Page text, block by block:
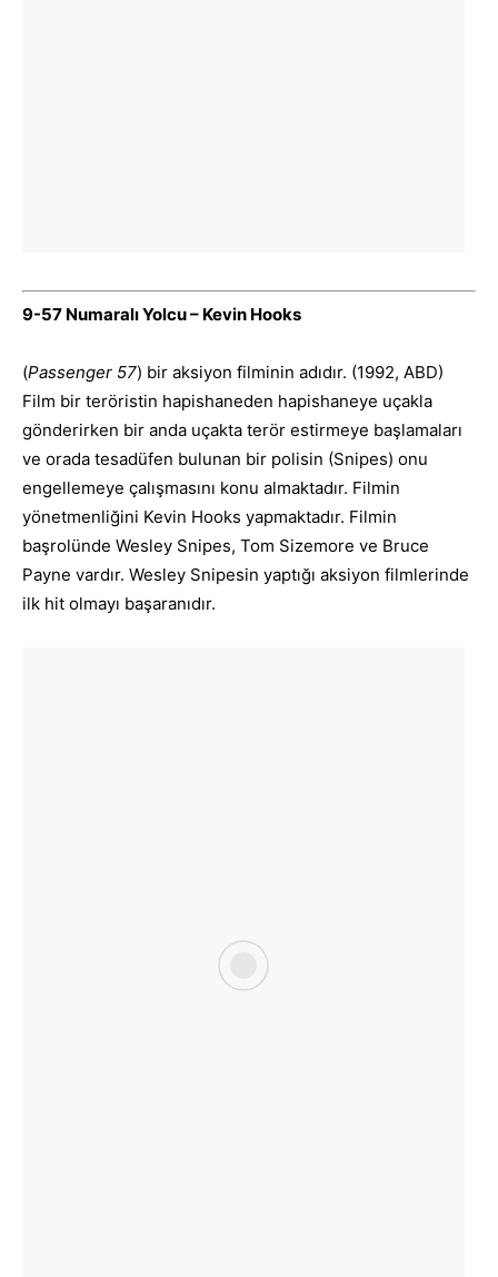
9-57 Numaralı Yolcu – Kevin Hooks
(Passenger 57) bir aksiyon filminin adıdır. (1992, ABD)
Film bir teröristin hapishaneden hapishaneye uçakla
gönderirken bir anda uçakta terör estirmeye başlamaları
ve orada tesadüfen bulunan bir polisin (Snipes) onu
engellemeye çalışmasını konu almaktadır. Filmin
yönetmenliğini Kevin Hooks yapmaktadır. Filmin
başrolünde Wesley Snipes, Tom Sizemore ve Bruce
Payne vardır. Wesley Snipesin yaptığı aksiyon filmlerinde
ilk hit olmayı başaranıdır.